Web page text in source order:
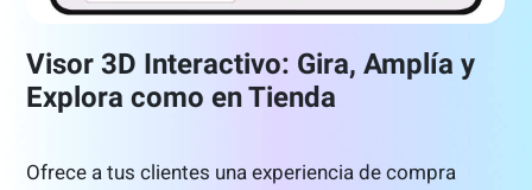
Visor 3D Interactivo: Gira, Amplía y
Explora como en Tienda
Ofrece a tus clientes una experiencia de compra